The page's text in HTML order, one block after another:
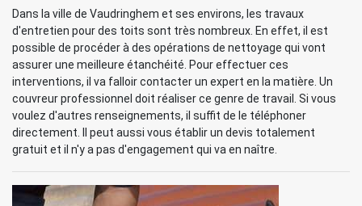
Dans la ville de Vaudringhem et ses environs, les travaux
d'entretien pour des toits sont très nombreux. En effet, il est
possible de procéder à des opérations de nettoyage qui vont
assurer une meilleure étanchéité. Pour effectuer ces
interventions, il va falloir contacter un expert en la matière. Un
couvreur professionnel doit réaliser ce genre de travail. Si vous
voulez d'autres renseignements, il suffit de le téléphoner
directement. Il peut aussi vous établir un devis totalement
gratuit et il n'y a pas d'engagement qui va en naître.